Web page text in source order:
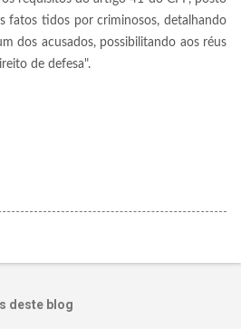
fatos tidos por criminosos, detalhando
dos acusados, possibilitando aos réus
de defesa".
deste blog